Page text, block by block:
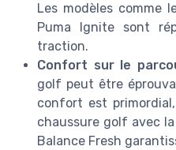
Les modèles comme
Puma Ignite sont
traction.
Confort sur le
golf peut être
confort est
chaussure golf avec
Balance Fresh